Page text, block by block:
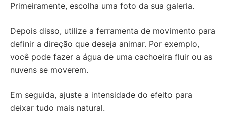
Primeiramente, escolha uma foto da sua galeria.
Depois disso, utilize a ferramenta de movimento para
definir a direção que deseja animar. Por exemplo,
você pode fazer a água de uma cachoeira fluir ou as
nuvens se moverem.
Em seguida, ajuste a intensidade do efeito para
deixar tudo mais natural.